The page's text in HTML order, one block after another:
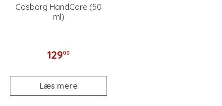
Cosborg HandCare (50
ml)
12900
Læs mere